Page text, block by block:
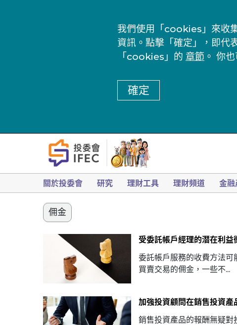
我們使用「cookies」來收
資訊。點擊「確定」，即代
「cookies」的 章節 。 你
確定
關於投委會 研究 理財工具 理財頻道 金融
佣金
受委託帳戶經理的潛在利益
委託帳戶服務的收費方法
買賣交易的佣金，一些不...
加強投資顧問在銷售投資產
銷售投資產品的報酬無疑